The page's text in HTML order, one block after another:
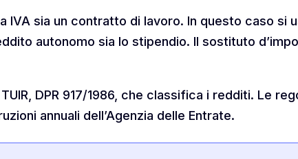
IVA sia un contratto di lavoro. In questo caso si
autonomo sia lo stipendio. Il sostituto
DPR 917/1986, che classifica i redditi. Le
annuali dell’Agenzia delle Entrate.